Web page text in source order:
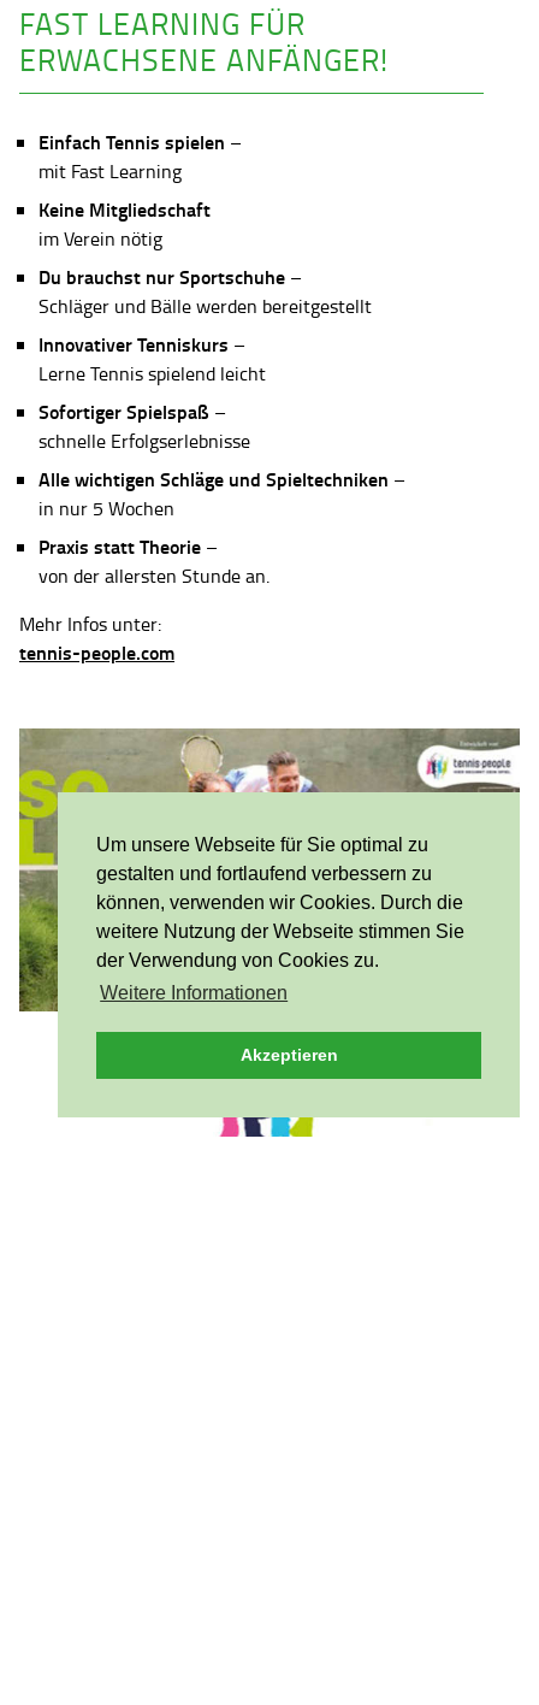
Um unsere Webseite für Sie optimal zu
gestalten und fortlaufend verbessern zu
können, verwenden wir Cookies. Durch die
weitere Nutzung der Webseite stimmen Sie
der Verwendung von Cookies zu.
Weitere Informationen
Akzeptieren
FAST LEARNING FÜR
ERWACHSENE ANFÄNGER!
Einfach Tennis spielen –
mit Fast Learning
Keine Mitgliedschaft
im Verein nötig
Du brauchst nur Sportschuhe –
Schläger und Bälle werden bereitgestellt
Innovativer Tenniskurs –
Lerne Tennis spielend leicht
Sofortiger Spielspaß –
schnelle Erfolgserlebnisse
Alle wichtigen Schläge und Spieltechniken –
in nur 5 Wochen
Praxis statt Theorie –
von der allersten Stunde an.
Mehr Infos unter:
tennis-people.com